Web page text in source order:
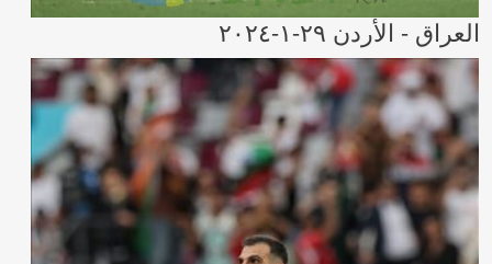
العراق - الأردن ٢٩-١-٢٠٢٤